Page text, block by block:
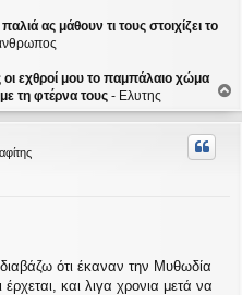
ας μάθουν τι τους στοιχίζει το
οι εχθροί μου το παμπάλαιο χώμα
τη φτέρνα τους - Ελυτης
ο
ρ
ότι έκαναν την Μυθωδία
έρχεται, και λιγα χρονια μετά να